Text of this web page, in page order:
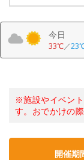
今日
33℃／
※施設やイベン
す。おでかけの
開催期